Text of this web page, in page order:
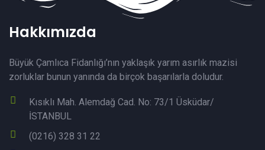
Hakkımızda
Büyük Çamlıca Fidanlığı’nın yaklaşık yarım asırlık mazisi
zorluklar bunun yanında da birçok başarılarla doludur.
Kısıklı Mah. Alemdağ Cad. No: 73/1 Üsküdar/
İSTANBUL
(0216) 328 31 22